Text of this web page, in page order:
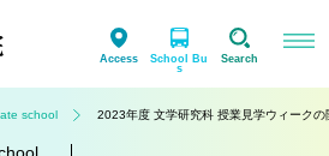
Access
School Bu
s
Search
school 2023年度 文学研究科 授業見学ウィークの